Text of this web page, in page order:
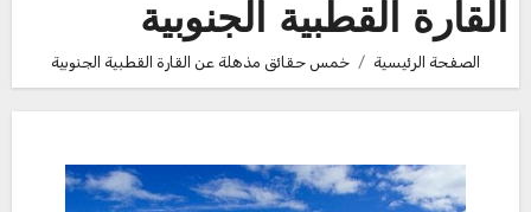
القارة القطبية الجنوبية
الصفحة الرئيسية خمس حقائق مذهلة عن القارة القطبية الجنوبية